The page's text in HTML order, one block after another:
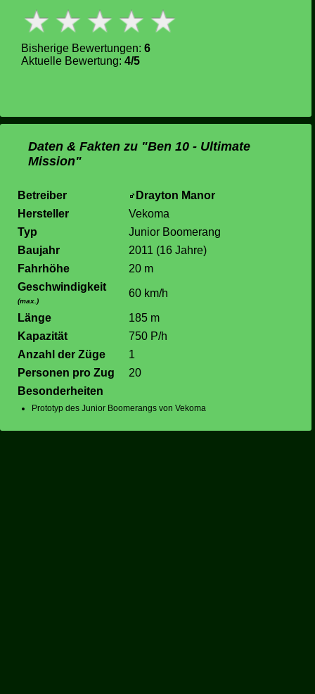
Bisherige Bewertungen: 6
Aktuelle Bewertung: 4/5
Daten & Fakten zu "Ben 10 - Ultimate
Mission"
Betreiber
Drayton Manor
Hersteller
Vekoma
Typ
Junior Boomerang
Baujahr
2011 (16 Jahre)
Fahrhöhe
20 m
Geschwindigkeit
(max.)
60 km/h
Länge
185 m
Kapazität
750 P/h
Anzahl der Züge
1
Personen pro Zug
20
Besonderheiten
Prototyp des Junior Boomerangs von Vekoma